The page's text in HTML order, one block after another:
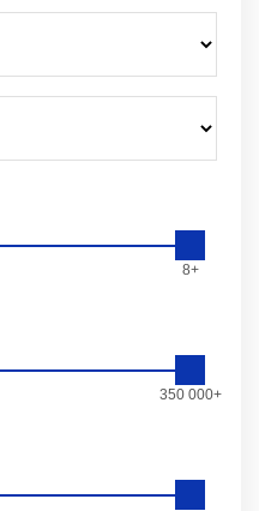
8+
350 000+